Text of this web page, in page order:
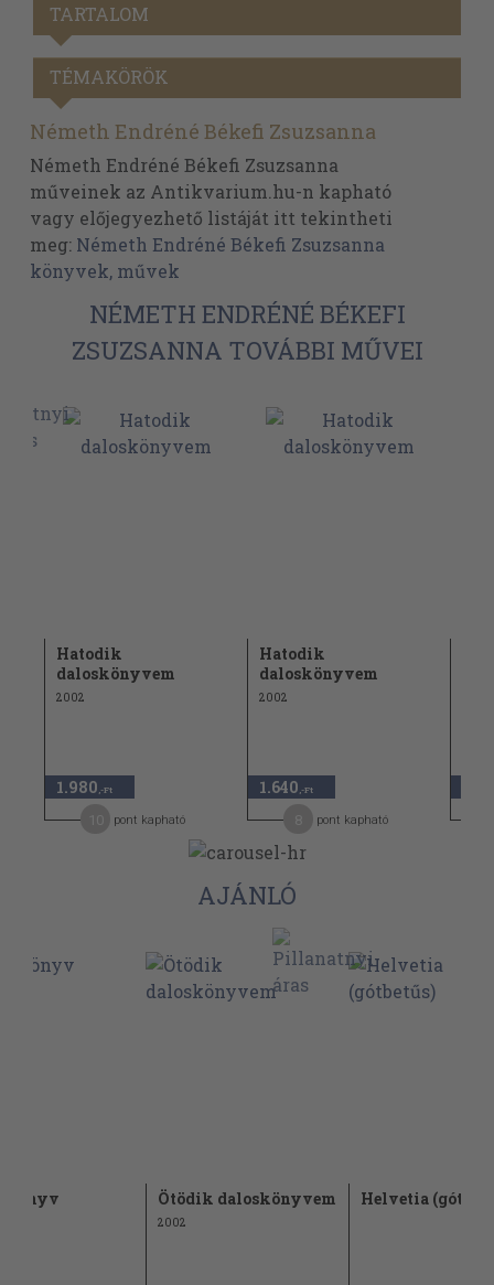
TARTALOM
TÉMAKÖRÖK
Németh Endréné Békefi Zsuzsanna
Németh Endréné Békefi Zsuzsanna
műveinek az Antikvarium.hu-n kapható
vagy előjegyezhető listáját itt tekintheti
meg: Németh Endréné Békefi Zsuzsanna
könyvek, művek
NÉMETH ENDRÉNÉ BÉKEFI
ZSUZSANNA TOVÁBBI MŰVEI
Hatodik
daloskönyvem
2002
1.980 ,-Ft
pont kapható
Hatodik
daloskönyvem
2002
1.640 ,-Ft
pont kapható
AJÁNLÓ
könyv Ötödik daloskönyvem
2002
Helvetia